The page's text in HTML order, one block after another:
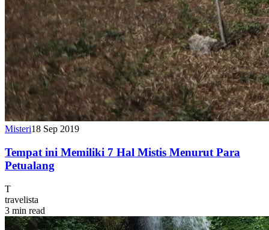
Misteri18 Sep 2019
Tempat ini Memiliki 7 Hal Mistis Menurut Para
Petualang
T
travelista
3 min read